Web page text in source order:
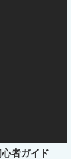
者ガイド